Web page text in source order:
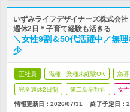
いずみライフデザイナーズ株式会
週休2日＊子育て経験も活きる
＼女性9割＆50代活躍中／無
少
正社員 職種・業種未経験OK 急募
完全週休2日制 第二新卒歓迎 女
情報更新日：2026/07/31 終了予定日：